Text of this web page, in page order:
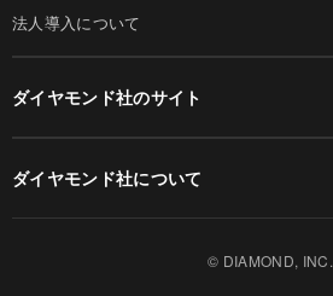
法人導入について
ダイヤモンド社のサイト
ダイヤモンド社について
© DIAMOND, INC.